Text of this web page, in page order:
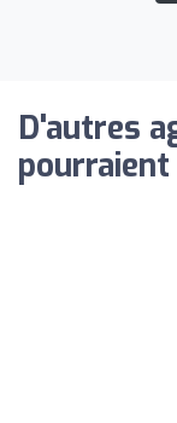
D'autres